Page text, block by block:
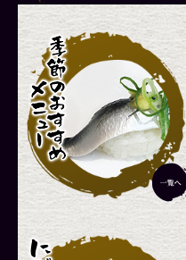
彩りランチ
1,870円